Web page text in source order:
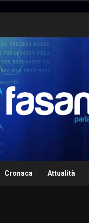
Cronaca Attualità